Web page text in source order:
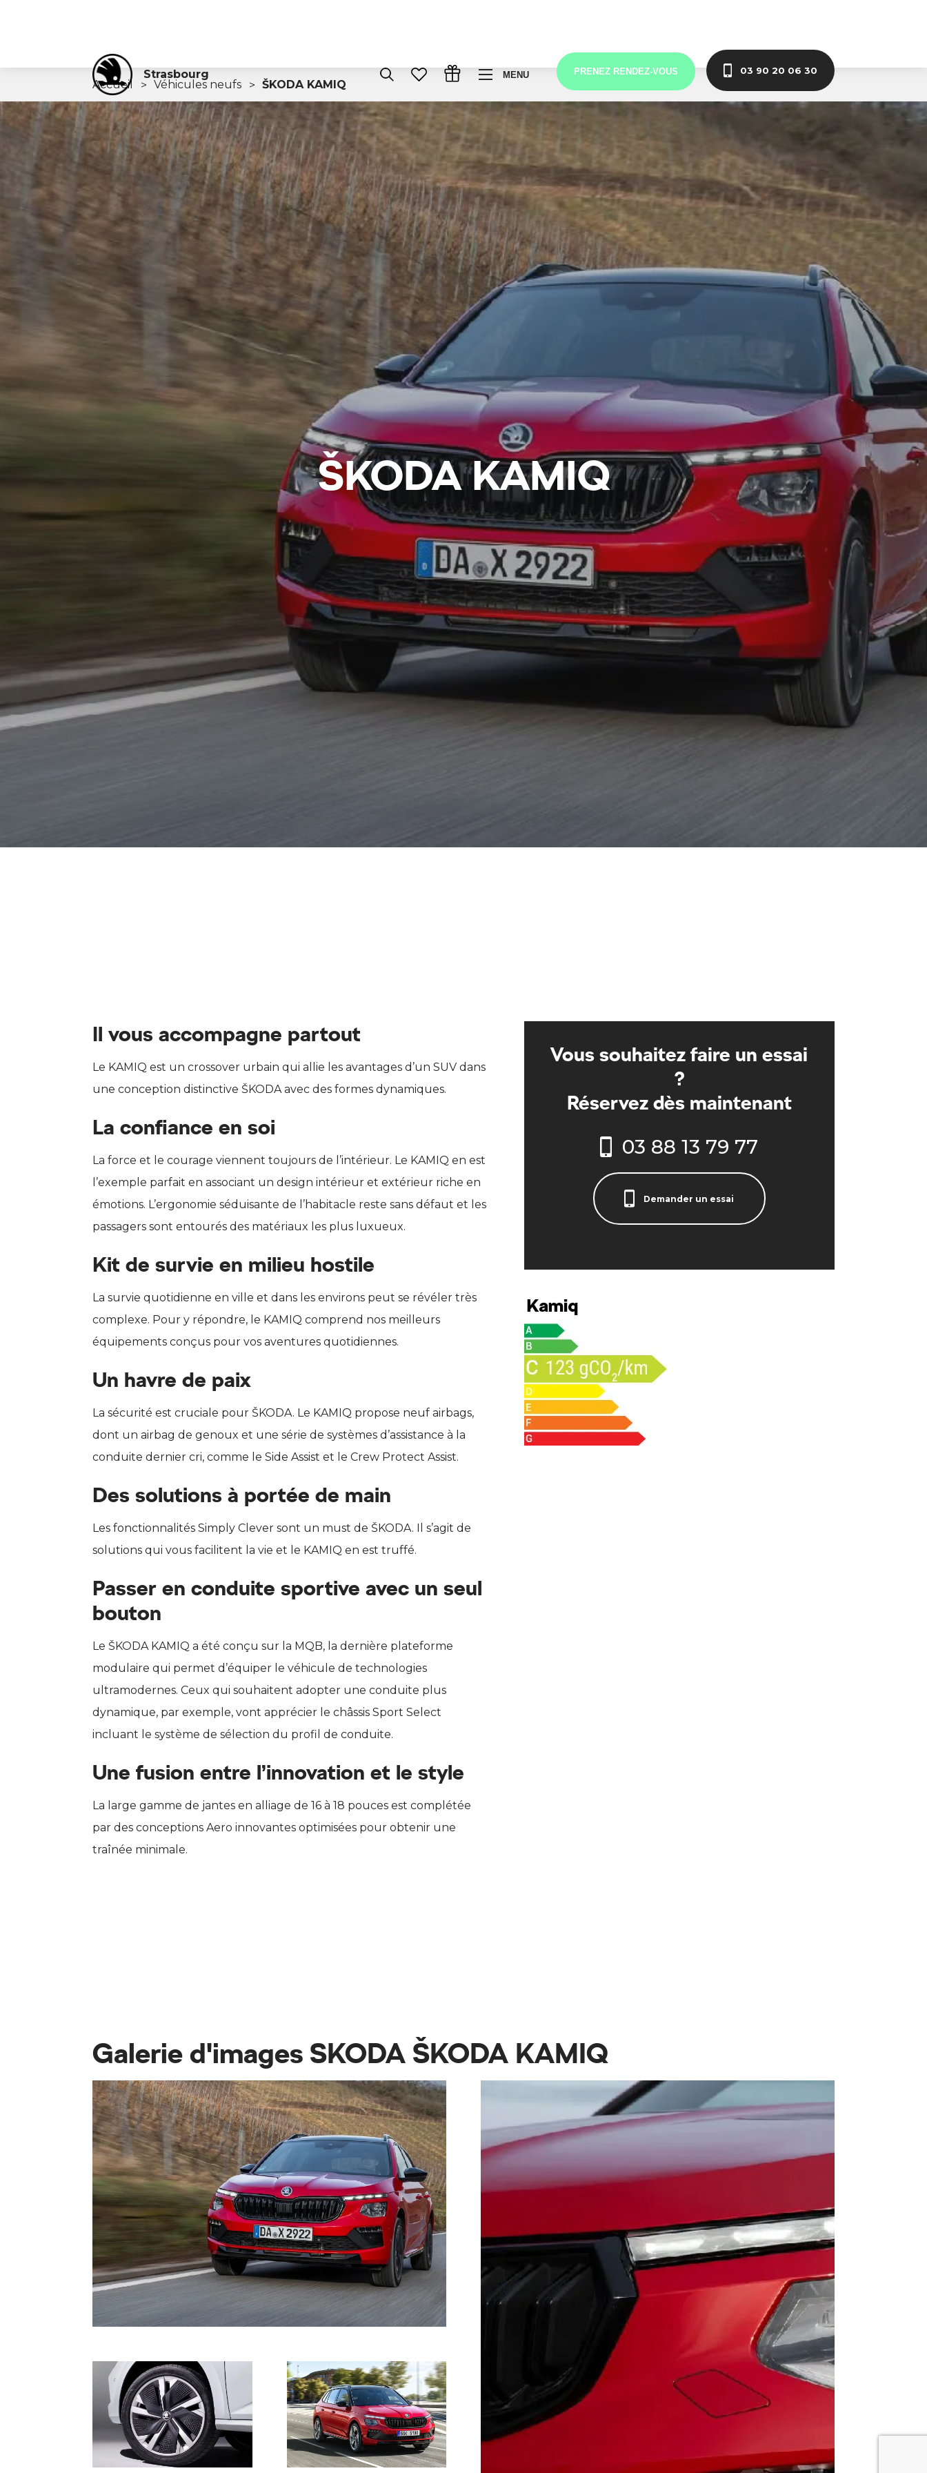
Strasbourg MENU PRENEZ RENDEZ-VOUS 03 90 20 06 30
Accueil Véhicules neufs ŠKODA KAMIQ
ŠKODA KAMIQ
Il vous accompagne partout
Le KAMIQ est un crossover urbain qui allie les avantages d’un SUV dans
une conception distinctive ŠKODA avec des formes dynamiques.
La confiance en soi
La force et le courage viennent toujours de l’intérieur. Le KAMIQ en est
l’exemple parfait en associant un design intérieur et extérieur riche en
émotions. L’ergonomie séduisante de l’habitacle reste sans défaut et les
passagers sont entourés des matériaux les plus luxueux.
Kit de survie en milieu hostile
La survie quotidienne en ville et dans les environs peut se révéler très
complexe. Pour y répondre, le KAMIQ comprend nos meilleurs
équipements conçus pour vos aventures quotidiennes.
Un havre de paix
La sécurité est cruciale pour ŠKODA. Le KAMIQ propose neuf airbags,
dont un airbag de genoux et une série de systèmes d’assistance à la
conduite dernier cri, comme le Side Assist et le Crew Protect Assist.
Des solutions à portée de main
Les fonctionnalités Simply Clever sont un must de ŠKODA. Il s’agit de
solutions qui vous facilitent la vie et le KAMIQ en est truffé.
Passer en conduite sportive avec un seul
bouton
Le ŠKODA KAMIQ a été conçu sur la MQB, la dernière plateforme
modulaire qui permet d’équiper le véhicule de technologies
ultramodernes. Ceux qui souhaitent adopter une conduite plus
dynamique, par exemple, vont apprécier le châssis Sport Select
incluant le système de sélection du profil de conduite.
Une fusion entre l’innovation et le style
La large gamme de jantes en alliage de 16 à 18 pouces est complétée
par des conceptions Aero innovantes optimisées pour obtenir une
traînée minimale.
Vous souhaitez faire un essai
?
Réservez dès maintenant
03 88 13 79 77
Demander un essai
Galerie d'images SKODA ŠKODA KAMIQ